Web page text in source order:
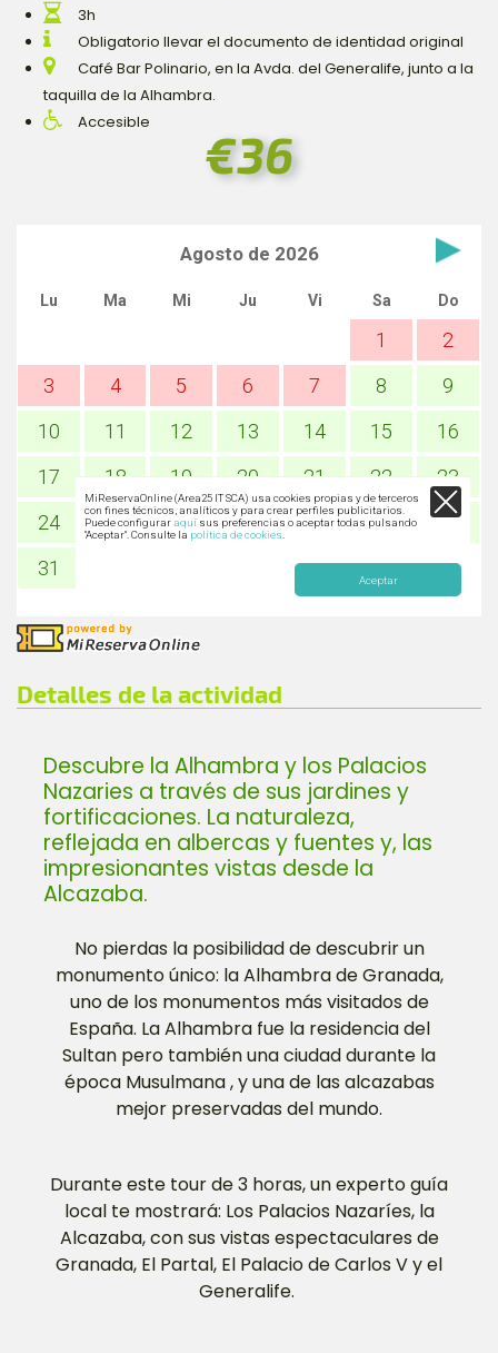
3h
Obligatorio llevar el documento de identidad original
Café Bar Polinario, en la Avda. del Generalife, junto a la
taquilla de la Alhambra.
Accesible
€36
Detalles de la actividad
Descubre la Alhambra y los Palacios
Nazaries a través de sus jardines y
fortificaciones. La naturaleza,
reflejada en albercas y fuentes y, las
impresionantes vistas desde la
Alcazaba.
No pierdas la posibilidad de descubrir un
monumento único: la Alhambra de Granada,
uno de los monumentos más visitados de
España. La Alhambra fue la residencia del
Sultan pero también una ciudad durante la
época Musulmana , y una de las alcazabas
mejor preservadas del mundo.
Durante este tour de 3 horas, un experto guía
local te mostrará: Los Palacios Nazaríes, la
Alcazaba, con sus vistas espectaculares de
Granada, El Partal, El Palacio de Carlos V y el
Generalife.